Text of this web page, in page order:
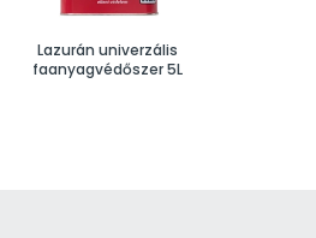
Lazurán univerzális
faanyagvédőszer 5L